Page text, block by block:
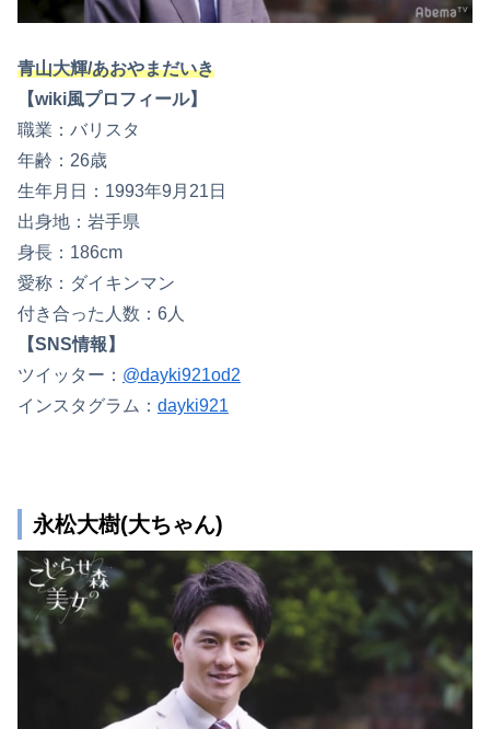
青山大輝/あおやまだいき
【wiki風プロフィール】
職業：バリスタ
年齢：26歳
生年月日：1993年9月21日
出身地：岩手県
身長：186cm
愛称：ダイキンマン
付き合った人数：6人
【SNS情報】
ツイッター： @dayki921od2
インスタグラム： dayki921
永松大樹(大ちゃん)